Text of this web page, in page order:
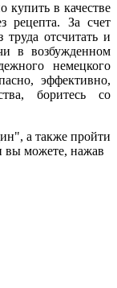
купить в качестве
рецепта. За счет
отсчитать и
в возбужденном
немецкого
эффективно,
боритесь со
а также пройти
вы можете, нажав